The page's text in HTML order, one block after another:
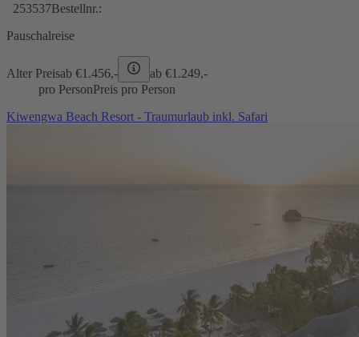
253537Bestellnr.:
Pauschalreise
Alter Preisab €1.456,- ab €1.249,-
pro PersonPreis pro Person
Kiwengwa Beach Resort - Traumurlaub inkl. Safari